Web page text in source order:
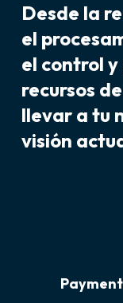
Desde la
el
el control
recursos
llevar a tu
visión